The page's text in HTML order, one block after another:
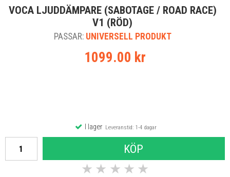
När du valt kommer butiken visa delar för vald moped
och universella produkter.
VOCA LJUDDÄMPARE (SABOTAGE / ROAD RACE)
V1 (RÖD)
PASSAR: UNIVERSELL PRODUKT
1099.00 kr
I lagerLeveranstid: 1-4 dagar
KÖP
★ ★ ★ ★ ★